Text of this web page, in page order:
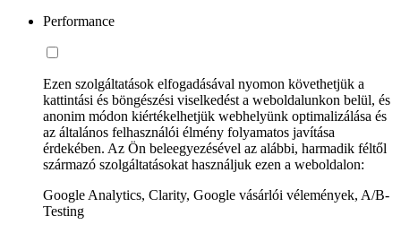
Performance
Ezen szolgáltatások elfogadásával nyomon követhetjük a
kattintási és böngészési viselkedést a weboldalunkon belül, és
anonim módon kiértékelhetjük webhelyünk optimalizálása és
az általános felhasználói élmény folyamatos javítása
érdekében. Az Ön beleegyezésével az alábbi, harmadik féltől
származó szolgáltatásokat használjuk ezen a weboldalon:
Google Analytics, Clarity, Google vásárlói vélemények, A/B-
Testing